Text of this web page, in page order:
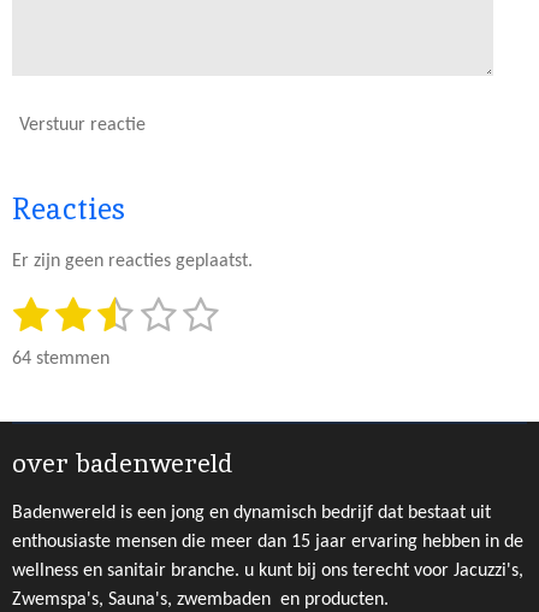
Verstuur reactie
Reacties
Er zijn geen reacties geplaatst.
R
t
n
2
.
4
5
1
s
e
r
2
s
e
r
r
e
n
3
s
e
r
r
e
n
4
e
r
r
e
n
5
e
r
r
e
n
S
e
n
64 stemmen
over badenwereld
Badenwereld is een jong en dynamisch bedrijf dat bestaat uit
enthousiaste mensen die meer dan 15 jaar ervaring hebben in de
wellness en sanitair branche. u kunt bij ons terecht voor Jacuzzi's,
Zwemspa's, Sauna's, zwembaden en producten.